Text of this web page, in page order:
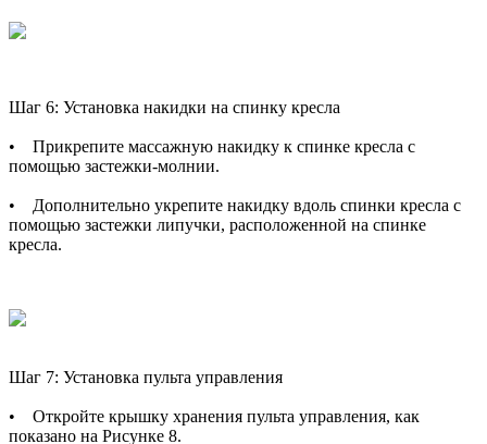
Шаг 6: Установка накидки на спинку кресла
• Прикрепите массажную накидку к спинке кресла с
помощью застежки-молнии.
• Дополнительно укрепите накидку вдоль спинки кресла с
помощью застежки липучки, расположенной на спинке
кресла.
Шаг 7: Установка пульта управления
• Откройте крышку хранения пульта управления, как
показано на Рисунке 8.